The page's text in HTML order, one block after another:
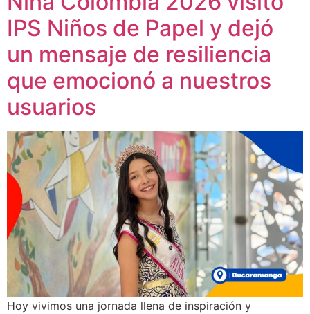
IPS Niños de Papel y dejó
un mensaje de resiliencia
que emocionó a nuestros
usuarios
Hoy vivimos una jornada llena de inspiración y